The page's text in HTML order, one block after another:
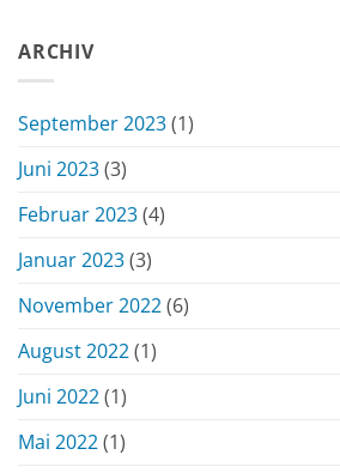
ARCHIV
September 2023(1)
Juni 2023(3)
Februar 2023(4)
Januar 2023(3)
November 2022(6)
August 2022(1)
Juni 2022(1)
Mai 2022(1)